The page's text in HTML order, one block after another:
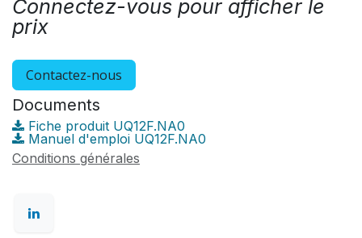
Connectez-vous pour afficher le
prix
Contactez-nous
Documents
Fiche produit UQ12F.NA0
Manuel d'emploi UQ12F.NA0
Conditions générales